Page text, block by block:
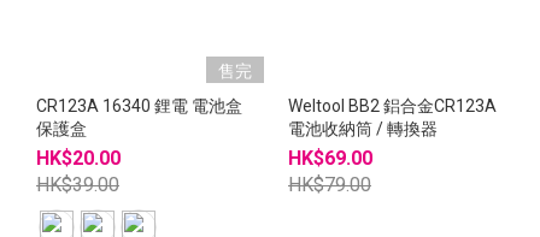
售完
CR123A 16340 鋰電 電池盒
保護盒
HK$20.00
HK$39.00
Weltool BB2 鋁合金CR123A
電池收納筒 / 轉換器
HK$69.00
HK$79.00